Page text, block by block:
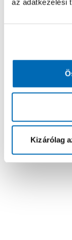
az adatkezelési
Kizárólag